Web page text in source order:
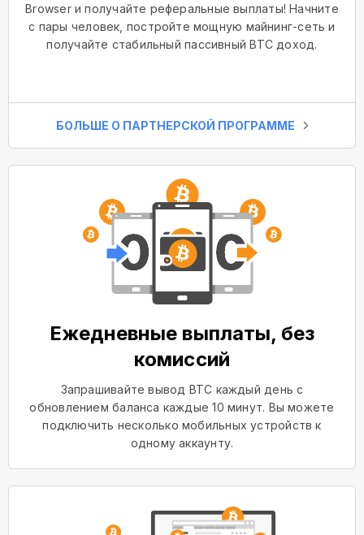
Browser и получайте реферальные выплаты! Начните
с пары человек, постройте мощную майнинг-сеть и
получайте стабильный пассивный BTC доход.
БОЛЬШЕ О ПАРТНЕРСКОЙ ПРОГРАММЕ
Ежедневные выплаты, без
комиссий
Запрашивайте вывод BTC каждый день с
обновлением баланса каждые 10 минут. Вы можете
подключить несколько мобильных устройств к
одному аккаунту.